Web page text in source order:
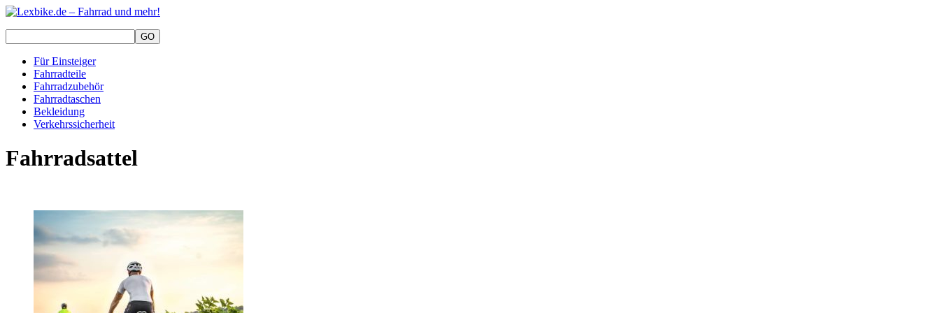
Für Einsteiger
Fahrradteile
Fahrradzubehör
Fahrradtaschen
Bekleidung
Verkehrssicherheit
Fahrradsattel